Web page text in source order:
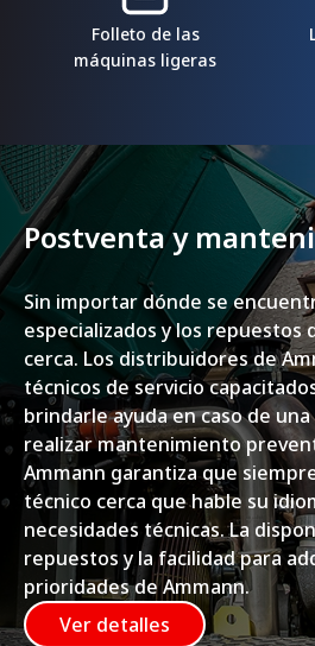
Folleto de las
máquinas ligeras
Postventa y
Sin importar dónde se
especializados y los repuestos
cerca. Los distribuidores de
técnicos de servicio
brindarle ayuda en caso de
realizar mantenimiento
Ammann garantiza que
técnico cerca que hable su
necesidades técnicas. La
repuestos y la facilidad para
prioridades de Ammann.
Ver detalles